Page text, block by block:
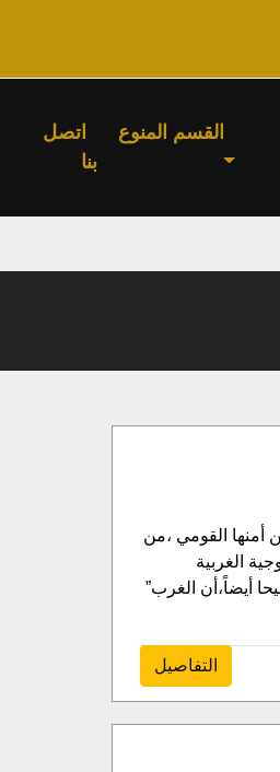
القسم المنوع
اتصل
بنا
أمنها القومي ،من
الغربية
أيضاً،أن الغرب”
التفاصيل